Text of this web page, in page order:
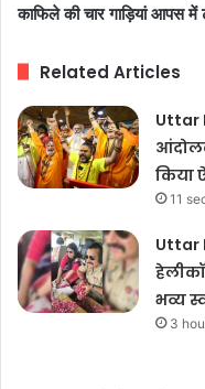
काफिले की चार गाड़ियां आपस में
Related Articles
Uttar
किया
11
Uttar
भव्य
3